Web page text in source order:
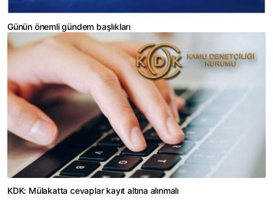
Günün önemli gündem başlıkları
KDK: Mülakatta cevaplar kayıt altına alınmalı